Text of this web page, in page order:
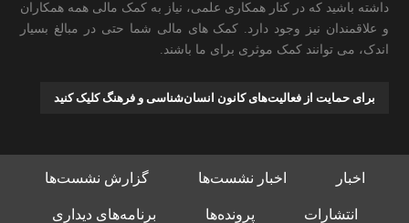
داشته باشید که در کنار همکاری علمی، نیاز به کمک مالی همه همکاران
و علاقمندان نیز وجود دارد. کمک های مالی شما حتی در مبالغ بسیار
اندک، می توانند کمک موثری برای ما باشند.
برای حمایت از فعالیت‌های کانون انسان‌شناسی و فرهنگ کلیک کنید
اخبار اخبار نشست‌ها گزارش نشست‌ها
انتشارات پرونده‌ها برنامه‌های دیداری